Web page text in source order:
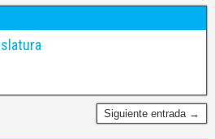
Siguiente entrada →